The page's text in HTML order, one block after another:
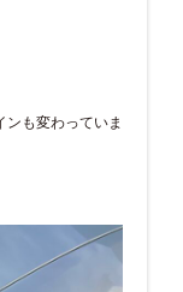
も変わっていま